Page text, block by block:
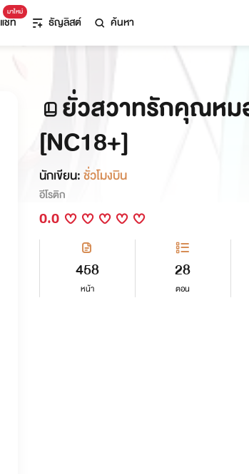
มาใหม่
ชท ธัญลิสต์ ค้นหา
ยั่วสวาทรักคุณหม
[NC18+]
นักเขียน:ชั่วโมงบิน
อีโรติก
0.0
458
หน้า
28
ตอน